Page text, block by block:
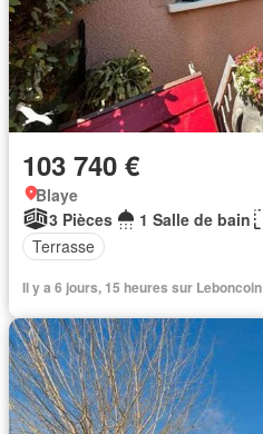
103 740 €
Blaye
3 Pièces
1 Salle de bain
Terrasse
Il y a 6 jours, 15 heures sur Leboncoin